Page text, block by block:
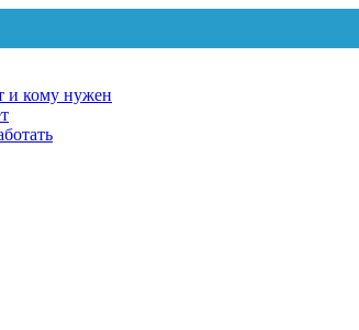
и кому нужен